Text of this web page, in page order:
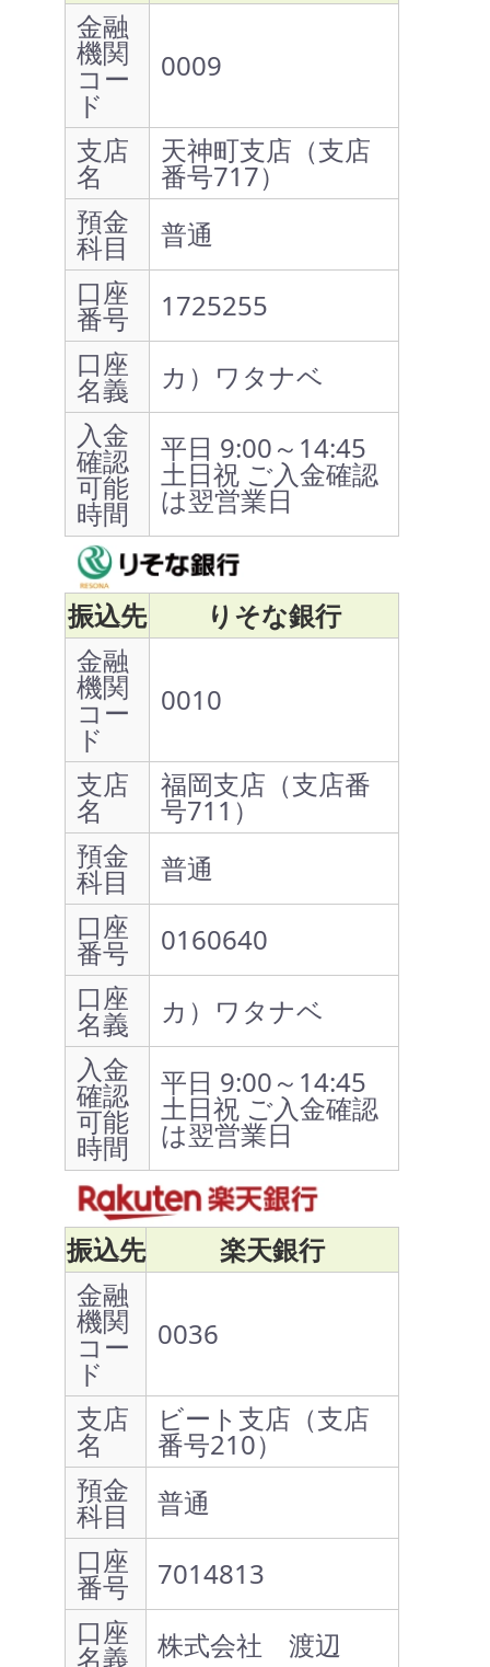
金融
機関
コー
ド
0009
支店
名
天神町支店（支店
番号717）
預金
科目
普通
口座
番号
1725255
口座
名義
カ）ワタナベ
入金
確認
可能
時間
平日 9:00～14:45
土日祝 ご入金確認
は翌営業日
振込先
りそな銀行
金融
機関
コー
ド
0010
支店
名
福岡支店（支店番
号711）
預金
科目
普通
口座
番号
0160640
口座
名義
カ）ワタナベ
入金
確認
可能
時間
平日 9:00～14:45
土日祝 ご入金確認
は翌営業日
振込先
楽天銀行
金融
機関
コー
ド
0036
支店
名
ビート支店（支店
番号210）
預金
科目
普通
口座
番号
7014813
口座
名義 株式会社 渡辺